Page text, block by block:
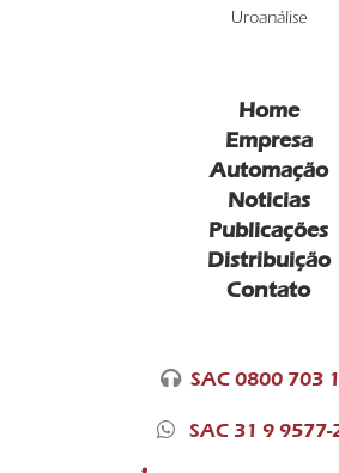
Uroanálise
Home
Empresa
Automação
Noticias
Publicações
Distribuição
Contato
SAC 0800 703
SAC 31 9 9577-